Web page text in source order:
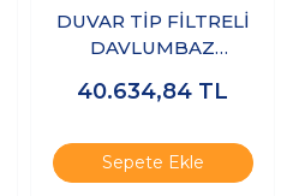
DUVAR TİP FİLTRELİ
DAVLUMBAZ
KALİTE
40.634,84 TL
Sepete Ekle